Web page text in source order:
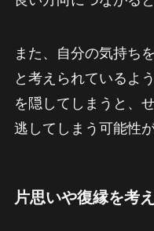
また、自分の気持ち
と考えられているよ
を隠してしまうと、
逃してしまう可能性
片思いや復縁を考